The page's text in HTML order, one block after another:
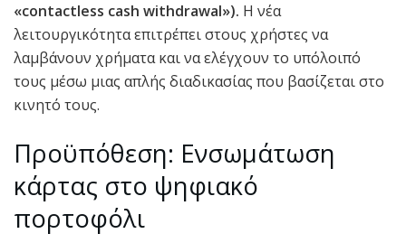
«contactless cash withdrawal»). Η νέα
λειτουργικότητα επιτρέπει στους χρήστες να
λαμβάνουν χρήματα και να ελέγχουν το υπόλοιπό
τους μέσω μιας απλής διαδικασίας που βασίζεται στο
κινητό τους.
Προϋπόθεση: Ενσωμάτωση
κάρτας στο ψηφιακό
πορτοφόλι